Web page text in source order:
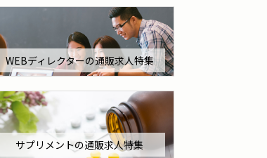
WEBディレクターの通販求人特集
サプリメントの通販求人特集